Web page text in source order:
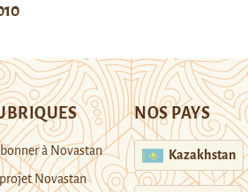
à Novastan
Novastan
NOS PAYS
Kazakhstan